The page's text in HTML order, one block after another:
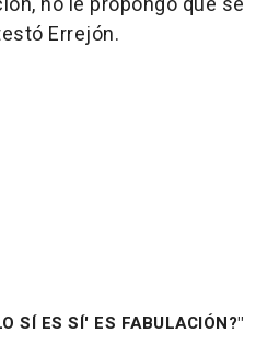
Errejón.
SÍ ES SÍ' ES FABULACIÓN?"